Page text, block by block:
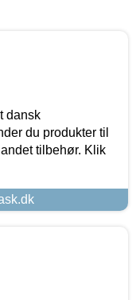
dansk
du produkter til
tilbehør. Klik